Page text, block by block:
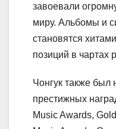
завоевали
миру. Альбомы и
становятся
позиций в чартах
Чонгук также был
престижных
Music Awards,